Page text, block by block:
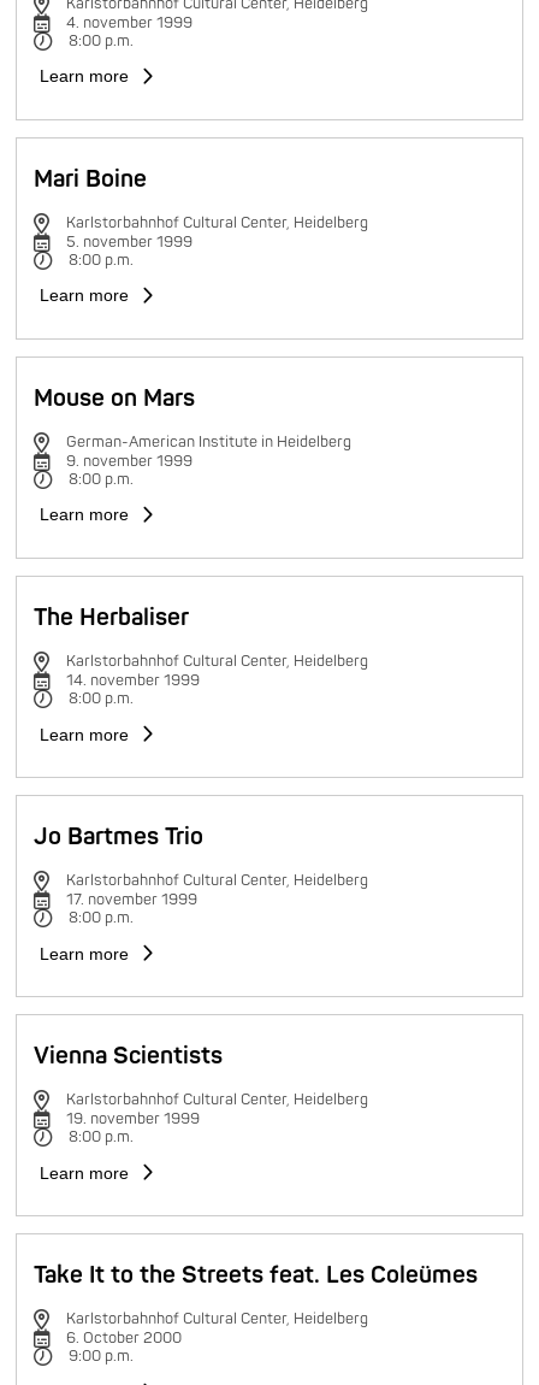
4. november 1999
8:00 p.m.
Learn more
Mari Boine
Karlstorbahnhof Cultural Center, Heidelberg
5. november 1999
8:00 p.m.
Learn more
Mouse on Mars
German-American Institute in Heidelberg
9. november 1999
8:00 p.m.
Learn more
The Herbaliser
Karlstorbahnhof Cultural Center, Heidelberg
14. november 1999
8:00 p.m.
Learn more
Jo Bartmes Trio
Karlstorbahnhof Cultural Center, Heidelberg
17. november 1999
8:00 p.m.
Learn more
Vienna Scientists
Karlstorbahnhof Cultural Center, Heidelberg
19. november 1999
8:00 p.m.
Learn more
Take It to the Streets feat. Les Coleümes
Karlstorbahnhof Cultural Center, Heidelberg
6. October 2000
9:00 p.m.